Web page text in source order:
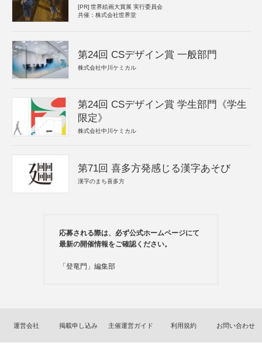
[PR] 世界絵画大賞展 実行委員会
共催：株式会社世界堂
第24回 CSデザイン賞 一般部門
株式会社中川ケミカル
第24回 CSデザイン賞 学生部門《学生
限定》
株式会社中川ケミカル
第71回 喜多方発感じる漢字あそび
漢字のまち喜多方
応募される際は、必ず公式ホームページにて
最新の開催情報をご確認ください。
「登竜門」編集部
運営会社 掲載申し込み 主催運営ガイド 利用規約 お問い合わせ